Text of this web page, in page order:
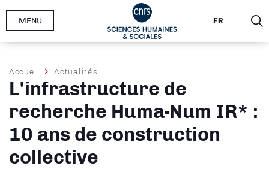
Aller
FR
MENU
Fil
d'Ariane
Accueil Actualités
L'infrastructure de
recherche Huma-Num IR* :
10 ans de construction
collective